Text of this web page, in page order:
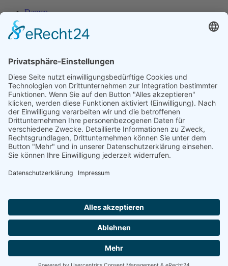
Damen
Herren
Herren 30
Unsere Jugend
Midcourt
Bambini
Juniorinnen 18
Knaben 15
Follow us
Facebook
RSS
Formulare
Aufnahmeantrag online
Aufnahmeantrag (PDF)
Tennisclub Donauwörth e.V.© 2026| Impressum | Datenschutz |